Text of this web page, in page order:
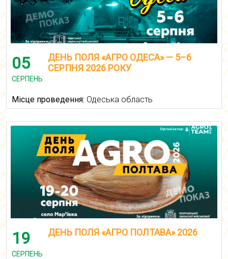
05
СЕРПЕНЬ
ДЕНЬ ПОЛЯ «АГРО ОДЕСА» — 5–6
СЕРПНЯ 2026 РОКУ
Місце проведення: Одеська область
19
СЕРПЕНЬ
ДЕНЬ ПОЛЯ «АГРО ПОЛТАВА» 2026